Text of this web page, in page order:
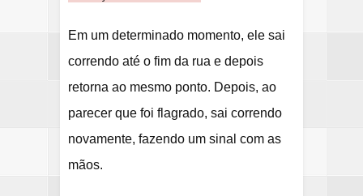
Em um determinado momento, ele sai
correndo até o fim da rua e depois
retorna ao mesmo ponto. Depois, ao
parecer que foi flagrado, sai correndo
novamente, fazendo um sinal com as
mãos.